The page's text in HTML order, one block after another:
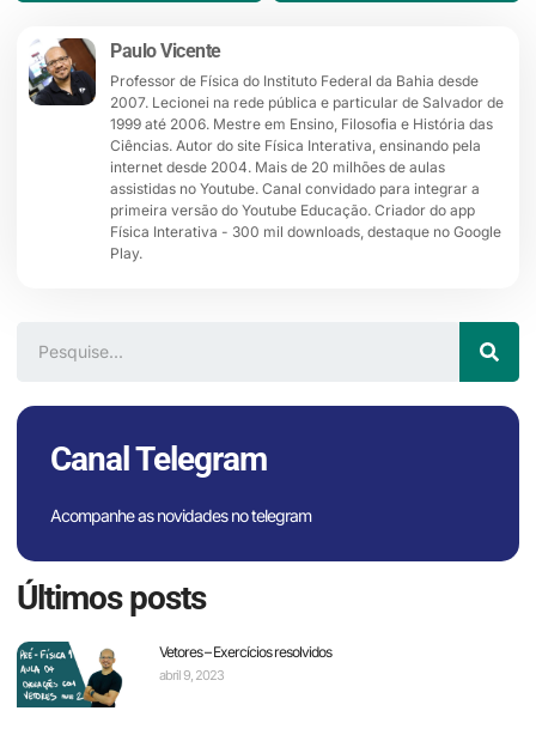
Paulo Vicente
Professor de Física do Instituto Federal da Bahia desde
2007. Lecionei na rede pública e particular de Salvador de
1999 até 2006. Mestre em Ensino, Filosofia e História das
Ciências. Autor do site Física Interativa, ensinando pela
internet desde 2004. Mais de 20 milhões de aulas
assistidas no Youtube. Canal convidado para integrar a
primeira versão do Youtube Educação. Criador do app
Física Interativa - 300 mil downloads, destaque no Google
Play.
Canal Telegram
Acompanhe as novidades no telegram
Últimos posts
Vetores – Exercícios resolvidos
abril 9, 2023